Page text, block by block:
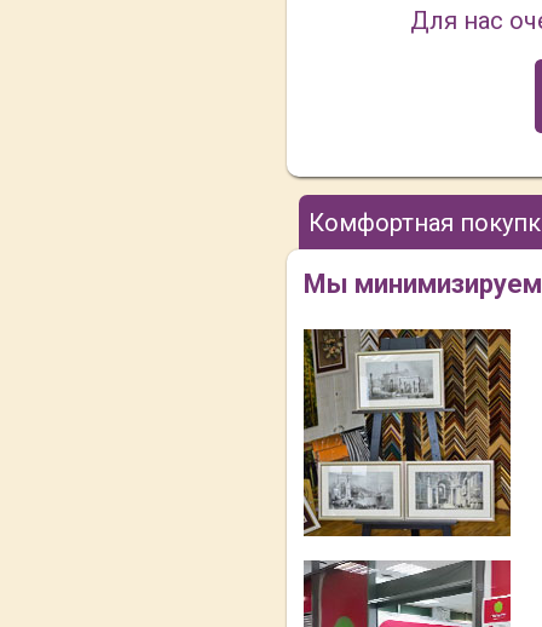
Для нас
Комфортная
Мы минимизируем